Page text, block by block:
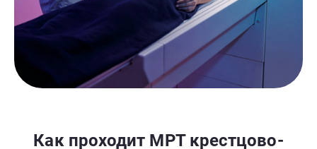
Как проходит МРТ крестцово-